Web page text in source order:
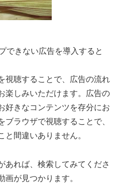
できない広告を導入すると
視聴することで、広告の流れ
楽しみいただけます。広告の
好きなコンテンツを存分にお
ラウザで視聴することで、
と間違いありません。
あれば、検索してみてくださ
動画が見つかります。